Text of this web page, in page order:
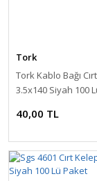
Tork
Tork Kablo Bağı
3.5x140 Siyah 100
40,00 TL